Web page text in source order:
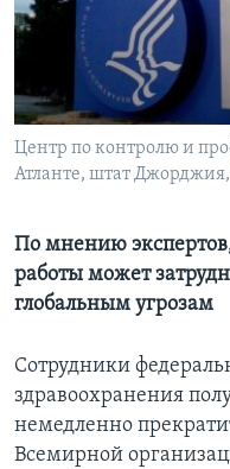
Learning English
СОЦИАЛЬНЫЕ СЕТИ
Центр по контролю и
Атланте, штат Джорджия,
По мнению
работы может
глобальным угрозам
Сотрудники
здравоохранения
немедленно
Всемирной